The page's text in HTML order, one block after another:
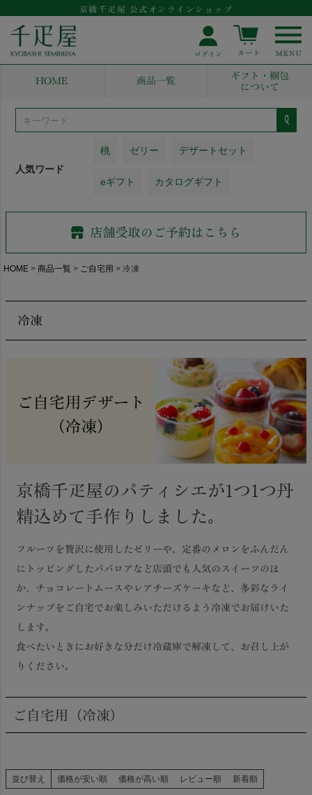
京橋千疋屋 公式オンラインショップ
HOME 商品一覧
ギフト・梱包
について
人気ワード
桃 ゼリー デザートセット
eギフト カタログギフト
HOME 商品一覧 ご自宅用 冷凍
冷凍
京橋千疋屋のパティシエが1つ1つ丹
精込めて手作りしました。
フルーツを贅沢に使用したゼリーや、定番のメロンをふんだん
にトッピングしたババロアなど店頭でも人気のスイーツのほ
か、チョコレートムースやレアチーズケーキなど、多彩なライ
ンナップをご自宅でお楽しみいただけるよう冷凍でお届けいた
します。
食べたいときにお好きな分だけ冷蔵庫で解凍して、お召し上が
りください。
ご自宅用（冷凍）
並び替え 価格が安い順 価格が高い順 レビュー順 新着順